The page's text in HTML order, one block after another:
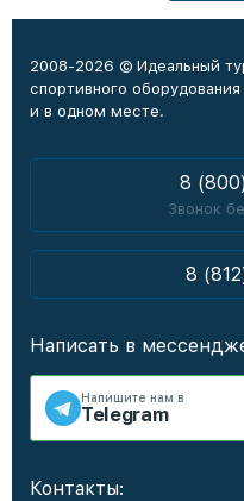
2008-2026 © Идеальный
спортивного
и в одном месте.
8
Звонок
8
Написать в
Напишите нам в
Telegram
Контакты: